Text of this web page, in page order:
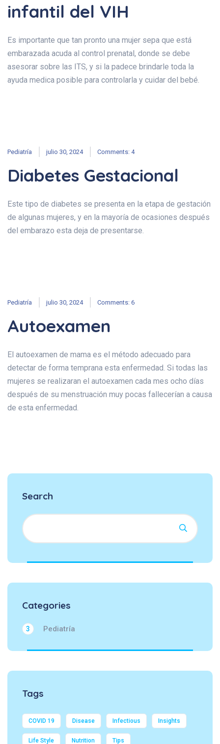
infantil del VIH
Es importante que tan pronto una mujer sepa que está
embarazada acuda al control prenatal, donde se debe
asesorar sobre las ITS, y si la padece brindarle toda la
ayuda medica posible para controlarla y cuidar del bebé.
Pediatría julio 30, 2024 Comments: 4
Diabetes Gestacional
Este tipo de diabetes se presenta en la etapa de gestación
de algunas mujeres, y en la mayoría de ocasiones después
del embarazo esta deja de presentarse.
Pediatría julio 30, 2024 Comments: 6
Autoexamen
El autoexamen de mama es el método adecuado para
detectar de forma temprana esta enfermedad. Si todas las
mujeres se realizaran el autoexamen cada mes ocho días
después de su menstruación muy pocas fallecerían a causa
de esta enfermedad.
Search
Categories
Pediatría
3
Tags
COVID 19 Disease Infectious Insights
Life Style Nutrition Tips